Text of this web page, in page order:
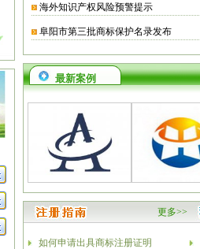
海外知识产权风险预警提示
阜阳市第三批商标保护名录发布
最新案例
更多>>
如何申请出具商标注册证明